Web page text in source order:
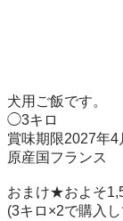
犬用ご飯です。
◯3キロ
賞味期限2027年4
原産国フランス
おまけ★およそ
(3キロ×2で購入